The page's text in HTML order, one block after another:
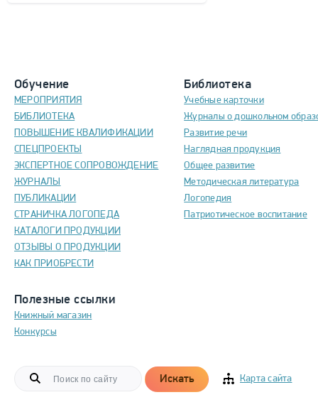
Обучение
МЕРОПРИЯТИЯ
БИБЛИОТЕКА
ПОВЫШЕНИЕ КВАЛИФИКАЦИИ
СПЕЦПРОЕКТЫ
ЭКСПЕРТНОЕ СОПРОВОЖДЕНИЕ
ЖУРНАЛЫ
ПУБЛИКАЦИИ
СТРАНИЧКА ЛОГОПЕДА
КАТАЛОГИ ПРОДУКЦИИ
ОТЗЫВЫ О ПРОДУКЦИИ
КАК ПРИОБРЕСТИ
Полезные ссылки
Книжный магазин
Конкурсы
Библиотека
Учебные карточки
Журналы о дошкольном
Развитие речи
Наглядная продукция
Общее развитие
Методическая литература
Логопедия
Патриотическое воспитание
Искать Карта сайта